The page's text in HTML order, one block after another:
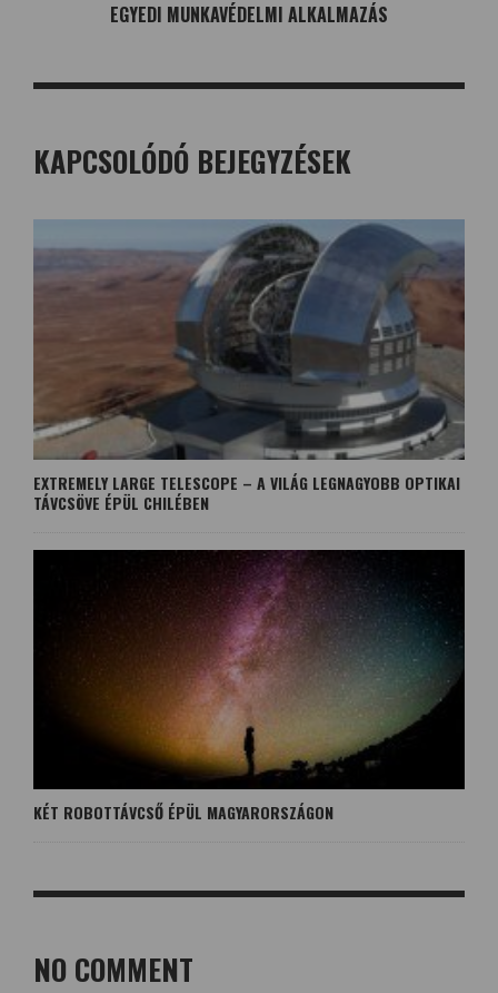
EGYEDI MUNKAVÉDELMI ALKALMAZÁS
KAPCSOLÓDÓ BEJEGYZÉSEK
EXTREMELY LARGE TELESCOPE – A VILÁG LEGNAGYOBB OPTIKAI
TÁVCSÖVE ÉPÜL CHILÉBEN
KÉT ROBOTTÁVCSŐ ÉPÜL MAGYARORSZÁGON
NO COMMENT